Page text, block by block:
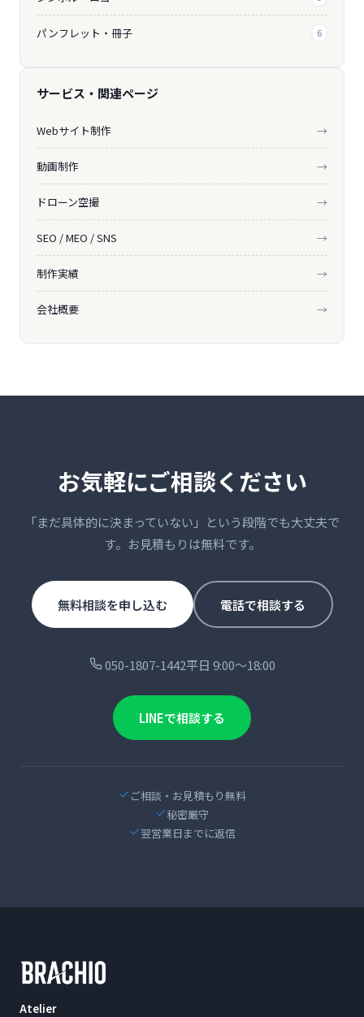
パンフレット・冊子 6
サービス・関連ページ
Webサイト制作 →
動画制作 →
ドローン空撮 →
SEO / MEO / SNS →
制作実績 →
会社概要 →
お気軽にご相談ください
「まだ具体的に決まっていない」という段階でも大丈夫で
す。お見積もりは無料です。
無料相談を申し込む 電話で相談する
050-1807-1442平日 9:00〜18:00
LINEで相談する
ご相談・お見積もり無料
秘密厳守
翌営業日までに返信
Atelier